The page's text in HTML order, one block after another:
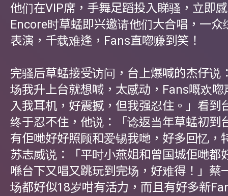
他们在VIP席，手舞足蹈投入睇骚，立即
Encore时草蜢即兴邀请他们大合唱，一众
表演，千载难逢，Fans直唿赚到笑！
完骚后草蜢接受访问，台上爆喊的杰仔说
场我升上台就想喊，太感动，Fans嘅欢唿
入我耳机，好震撼，但我强忍住。」看到
终于忍不住，他说：「谂返当年草蜢初到
有佢哋好好照顾和爱锡我哋，好多回忆，
苏志威说：「平时小燕姐和曾国城佢哋都
喺台下又唱又跳玩到完场，好难得！」蔡
场都好似18岁咁有活力，而且有好多新